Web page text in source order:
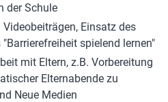
der Schule
Einsatz des
spielend lernen"
mit Eltern, z.B. Vorbereitung
Elternabende zu
Neue Medien